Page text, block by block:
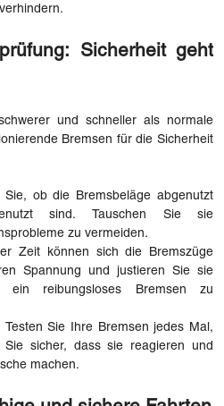
Sicherheit geht
und schneller als normale
Bremsen für die Sicherheit
Sie, ob die Bremsbeläge abgenutzt
sind. Tauschen Sie sie
zu vermeiden.
Zeit können sich die Bremszüge
Spannung und justieren Sie sie
ein reibungsloses Bremsen zu
Testen Sie Ihre Bremsen jedes Mal,
sicher, dass sie reagieren und
machen.